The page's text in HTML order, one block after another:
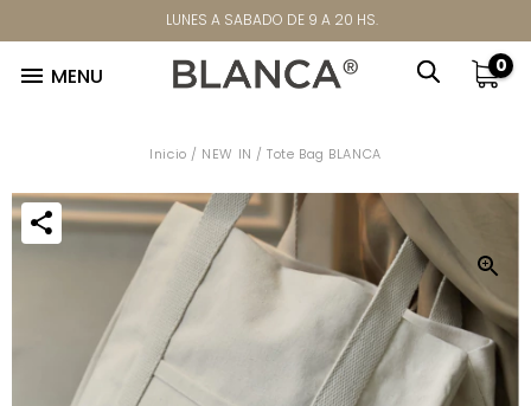
LUNES A SABADO DE 9 A 20 HS.
 MENU 0
Inicio / NEW IN / Tote Bag BLANCA